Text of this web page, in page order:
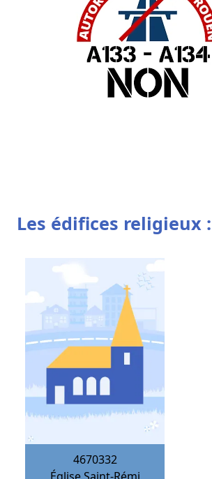
Les édifices religieux :
4670332